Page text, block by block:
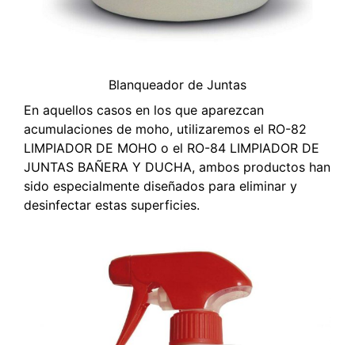
Blanqueador de Juntas
En aquellos casos en los que aparezcan
acumulaciones de moho, utilizaremos el RO-82
LIMPIADOR DE MOHO o el RO-84 LIMPIADOR DE
JUNTAS BAÑERA Y DUCHA, ambos productos han
sido especialmente diseñados para eliminar y
desinfectar estas superficies.